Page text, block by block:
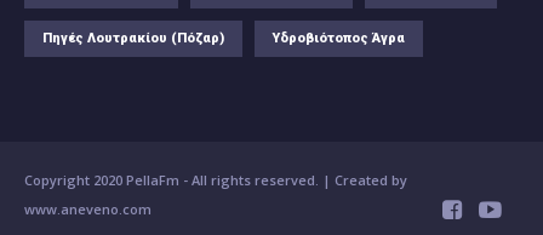
Πηγές Λουτρακίου (Πόζαρ) Υδροβιότοπος Άγρα
Copyright 2020 PellaFm - All rights reserved. | Created by
www.aneveno.com
 